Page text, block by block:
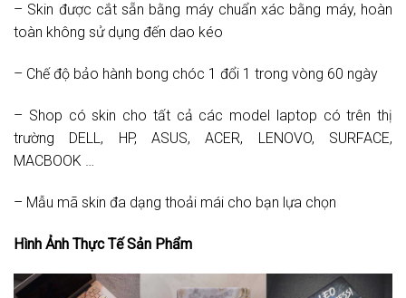
– Skin được cắt sẵn bằng máy chuẩn xác bằng máy, hoàn
toàn không sử dụng đến dao kéo
– Chế độ bảo hành bong chóc 1 đổi 1 trong vòng 60 ngày
– Shop có skin cho tất cả các model laptop có trên thị
trường DELL, HP, ASUS, ACER, LENOVO, SURFACE,
MACBOOK …
– Mẫu mã skin đa dạng thoải mái cho bạn lựa chọn
Hình Ảnh Thực Tế Sản Phẩm